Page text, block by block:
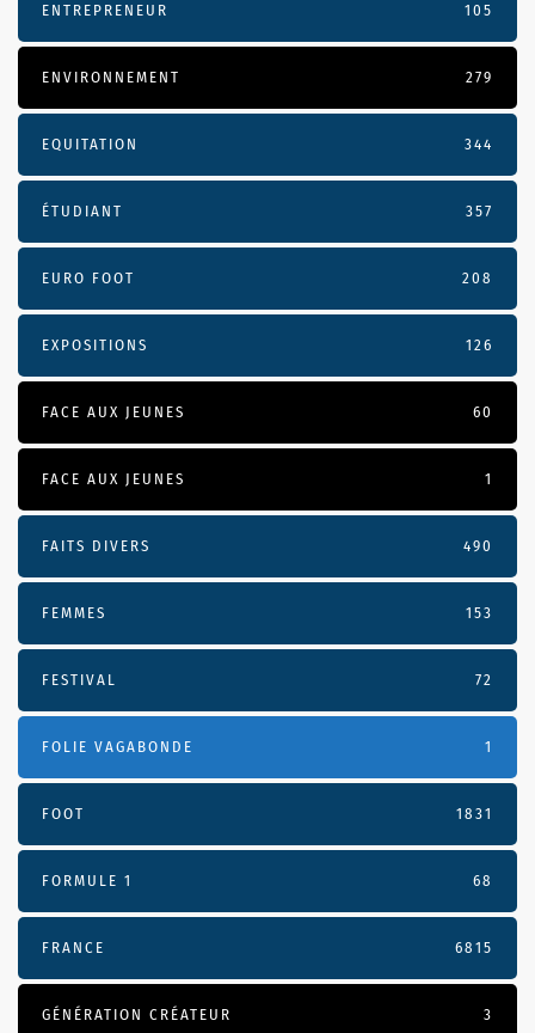
ENTREPRENEUR 105
ENVIRONNEMENT 279
EQUITATION 344
ÉTUDIANT 357
EURO FOOT 208
EXPOSITIONS 126
FACE AUX JEUNES 60
FACE AUX JEUNES 1
FAITS DIVERS 490
FEMMES 153
FESTIVAL 72
FOLIE VAGABONDE 1
FOOT 1831
FORMULE 1 68
FRANCE 6815
GÉNÉRATION CRÉATEUR 3